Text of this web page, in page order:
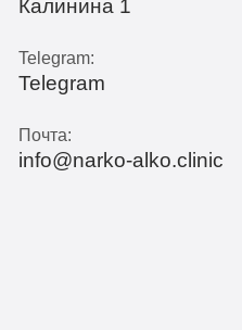
Калинина 1
Telegram:
Telegram
Почта:
info@narko-alko.clinic